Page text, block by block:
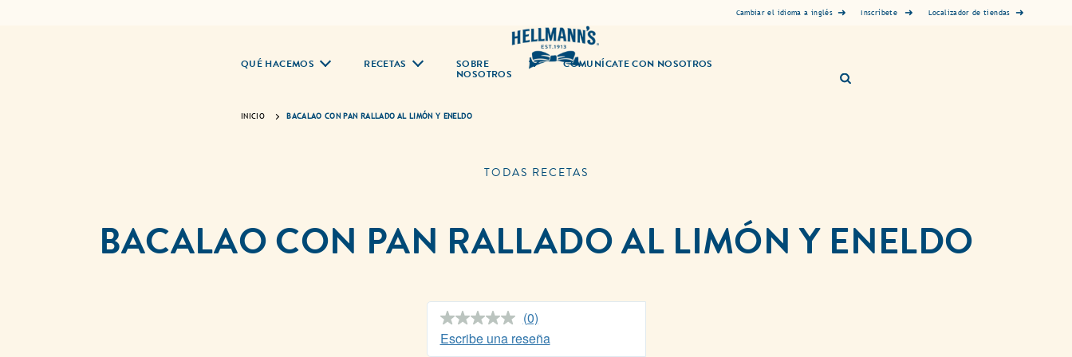
Cambiar el idioma a inglés Inscríbete Localizador de tiendas
QUÉ HACEMOS RECETAS SOBRE
NOSOTROS
COMUNÍCATE CON NOSOTROS
INICIO BACALAO CON PAN RALLADO AL LIMÓN Y ENELDO
TODAS RECETAS
BACALAO CON PAN RALLADO AL LIMÓN Y ENELDO
Sin
puntuación.
Enlace
(0)
Escribe una reseña